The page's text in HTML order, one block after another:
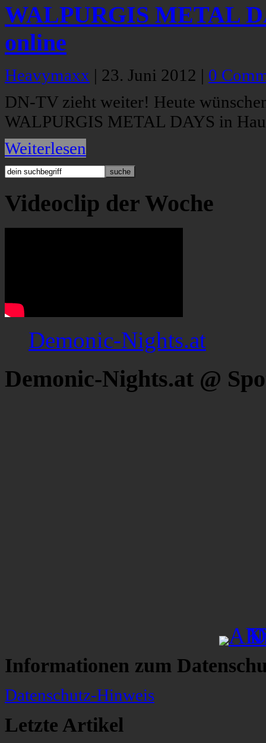
WALPURGIS METAL
online
Heavymaxx | 23. Juni 2012 | 0
DN-TV zieht weiter! Heute
WALPURGIS METAL DAYS in
Weiterlesen
Videoclip der Woche
Demonic-Nights.at
Demonic-Nights.at @
Informationen zum
Datenschutz-Hinweis
Letzte Artikel